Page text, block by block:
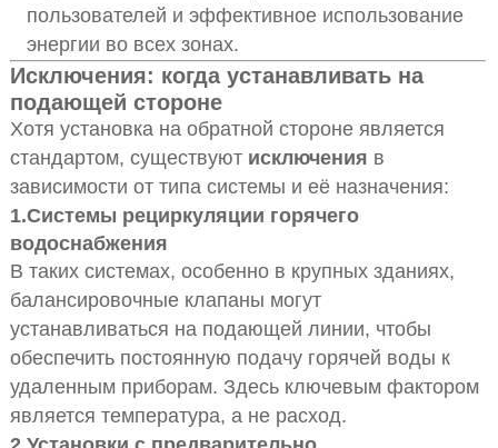
пользователей и эффективное использование
энергии во всех зонах.
Исключения: когда устанавливать на
подающей стороне
Хотя установка на обратной стороне является
стандартом, существуют исключения в
зависимости от типа системы и её назначения:
1.Системы рециркуляции горячего
водоснабжения
В таких системах, особенно в крупных зданиях,
балансировочные клапаны могут
устанавливаться на подающей линии, чтобы
обеспечить постоянную подачу горячей воды к
удаленным приборам. Здесь ключевым фактором
является температура, а не расход.